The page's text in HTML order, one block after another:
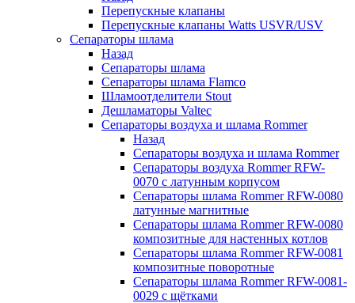
Перепускные клапаны
Перепускные клапаны Watts USVR/USV
Сепараторы шлама
Назад
Сепараторы шлама
Сепараторы шлама Flamco
Шламоотделители Stout
Дешламаторы Valtec
Сепараторы воздуха и шлама Rommer
Назад
Сепараторы воздуха и шлама Rommer
Сепараторы воздуха Rommer RFW-
0070 с латунным корпусом
Сепараторы шлама Rommer RFW-0080
латунные магнитные
Сепараторы шлама Rommer RFW-0080
композитные для настенных котлов
Сепараторы шлама Rommer RFW-0081
композитные поворотные
Сепараторы шлама Rommer RFW-0081-
0029 с щётками